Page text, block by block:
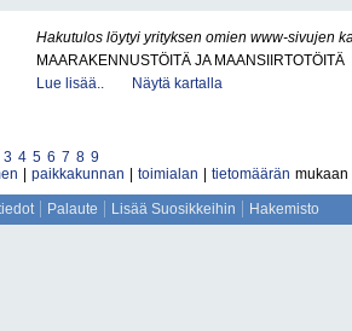
Hakutulos löytyi yrityksen omien www-sivujen
MAARAKENNUSTÖITÄ JA MAANSIIRTOTÖITÄ
Lue lisää..
Näytä kartalla
3 4 5 6 7 8 9
paikkakunnan toimialan tietomäärän mukaan
Palaute Lisää Suosikkeihin Hakemisto